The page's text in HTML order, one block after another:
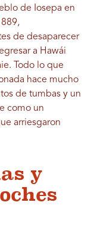
de Iosepa en
de desaparecer
a Hawái
Todo lo que
hace mucho
de tumbas y un
como un
arriesgaron
y